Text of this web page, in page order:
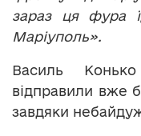
зараз ця фура
Маріуполь».
Василь
відправили вже
завдяки